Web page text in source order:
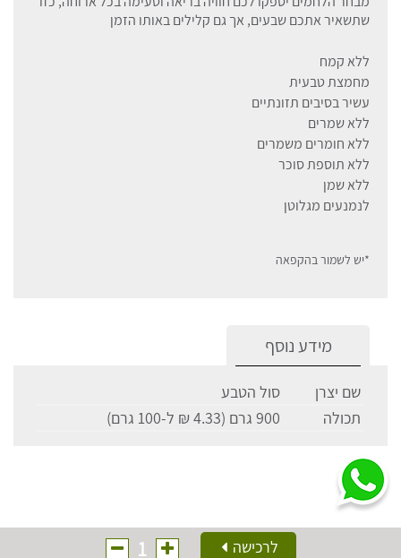
שתשאיר אתכם שבעים, אך גם קלילים באותו הזמן
ללא קמח
מחמצת טבעית
עשיר בסיבים תזונתיים
ללא שמרים
ללא חומרים משמרים
ללא תוספת סוכר
ללא שמן
לנמנעים מגלוטן
*יש לשמור בהקפאה
מידע נוסף
שם יצרן
סול הטבע
תכולה
900 גרם (4.33 ₪ ל-100 גרם)
לרכישה 1